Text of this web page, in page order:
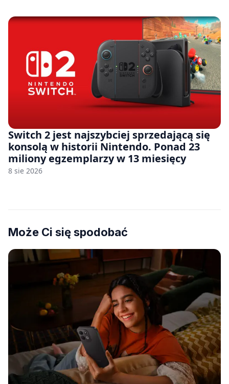
Switch 2 jest najszybciej sprzedającą się
konsolą w historii Nintendo. Ponad 23
miliony egzemplarzy w 13 miesięcy
8 sie 2026
Może Ci się spodobać